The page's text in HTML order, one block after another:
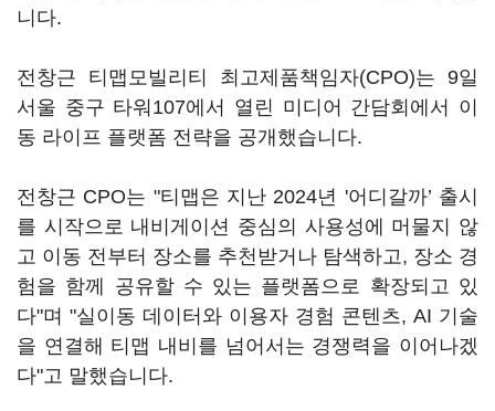
니다.
전창근 티맵모빌리티 최고제품책임자(CPO)는 9일
서울 중구 타워107에서 열린 미디어 간담회에서 이
동 라이프 플랫폼 전략을 공개했습니다.
전창근 CPO는 "티맵은 지난 2024년 '어디갈까’ 출시
를 시작으로 내비게이션 중심의 사용성에 머물지 않
고 이동 전부터 장소를 추천받거나 탐색하고, 장소 경
험을 함께 공유할 수 있는 플랫폼으로 확장되고 있
다"며 "실이동 데이터와 이용자 경험 콘텐츠, AI 기술
을 연결해 티맵 내비를 넘어서는 경쟁력을 이어나겠
다"고 말했습니다.